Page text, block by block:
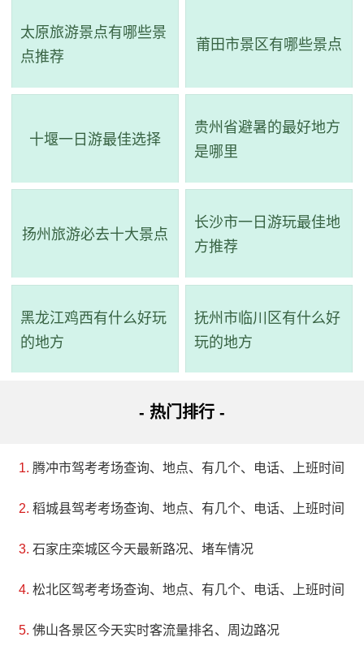
组成。被纳入黄金旅游带、列入文明旅游风景区，并荣获“中
国国际最具发展潜力的旅游景区”荣誉。总字数：58
3、睢县北湖景区
评级：AAAA
成，总面积15.6平方公里，水域面积6.9平方公里。北湖是
宋、元时期黄河洪水冲灌形成的大型湖泊。游客可以在此欣
太原旅游景点有哪些景
点推荐
莆田市景区有哪些景点
十堰一日游最佳选择
贵州省避暑的最好地方
是哪里
扬州旅游必去十大景点
长沙市一日游玩最佳地
方推荐
黑龙江鸡西有什么好玩
的地方
抚州市临川区有什么好
玩的地方
- 热门排行 -
腾冲市驾考考场查询、地点、有几个、电话、上班时间
稻城县驾考考场查询、地点、有几个、电话、上班时间
石家庄栾城区今天最新路况、堵车情况
松北区驾考考场查询、地点、有几个、电话、上班时间
佛山各景区今天实时客流量排名、周边路况